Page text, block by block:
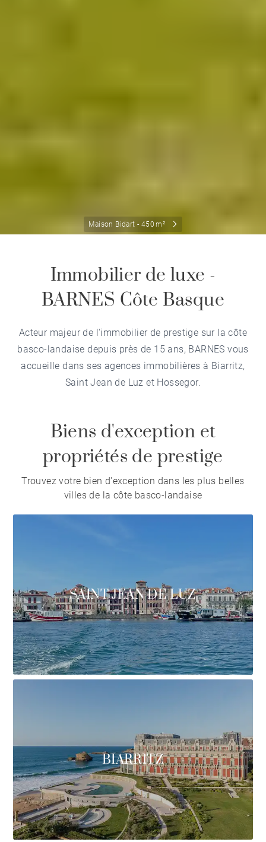
Maison Bidart - 450 m²
Immobilier de luxe -
BARNES Côte Basque
Acteur majeur de l'immobilier de prestige sur la côte
basco-landaise depuis près de 15 ans, BARNES vous
accueille dans ses agences immobilières à Biarritz,
Saint Jean de Luz et Hossegor.
Biens d'exception et
propriétés de prestige
Trouvez votre bien d'exception dans les plus belles
villes de la côte basco-landaise
SAINT JEAN DE LUZ
BIARRITZ